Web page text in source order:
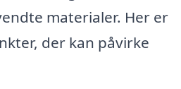
materialer. Her er
der kan påvirke